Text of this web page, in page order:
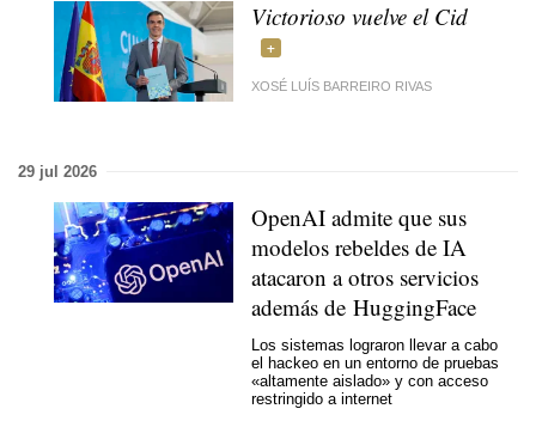
Victorioso vuelve el Cid
XOSÉ LUÍS BARREIRO RIVAS
29 jul 2026
OpenAI admite que sus
modelos rebeldes de IA
atacaron a otros servicios
además de HuggingFace
Los sistemas lograron llevar a cabo
el hackeo en un entorno de pruebas
«altamente aislado» y con acceso
restringido a internet